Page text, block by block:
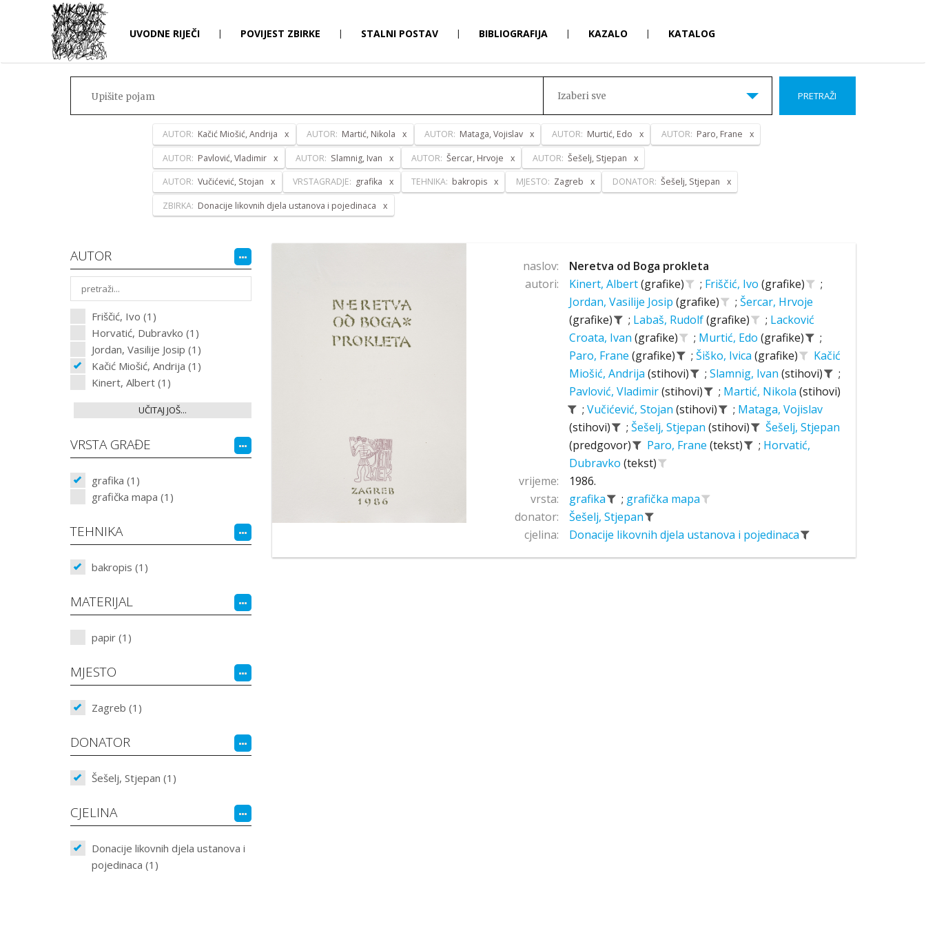
UVODNE RIJEČI | POVIJEST ZBIRKE | STALNI POSTAV | BIBLIOGRAFIJA | KAZALO | KATALOG
Izaberi sve PRETRAŽI
AUTOR: Kačić Miošić, Andrija AUTOR: Martić, Nikola AUTOR: Mataga, Vojislav AUTOR: Murtić, Edo AUTOR: Paro, Frane
AUTOR: Pavlović, Vladimir AUTOR: Slamnig, Ivan AUTOR: Šercar, Hrvoje AUTOR: Šešelj, Stjepan
AUTOR: Vučićević, Stojan VRSTAGRADJE: grafika TEHNIKA: bakropis MJESTO: Zagreb DONATOR: Šešelj, Stjepan
ZBIRKA: Donacije likovnih djela ustanova i pojedinaca
AUTOR
Friščić, Ivo (1)
Horvatić, Dubravko (1)
Jordan, Vasilije Josip (1)
Kačić Miošić, Andrija (1)
Kinert, Albert (1)
UČITAJ JOŠ...
VRSTA GRAĐE
grafika (1)
grafička mapa (1)
TEHNIKA
bakropis (1)
MATERIJAL
papir (1)
MJESTO
Zagreb (1)
DONATOR
Šešelj, Stjepan (1)
CJELINA
Donacije likovnih djela ustanova i
pojedinaca (1)
naslov:
Neretva od Boga prokleta
autori:
Kinert, Albert(grafike) ; Friščić, Ivo (grafike)
;
Jordan, Vasilije Josip (grafike) ; Šercar, Hrvoje
(grafike)
; Labaš, Rudolf(grafike) ; Lacković
Croata, Ivan (grafike) ; Murtić, Edo (grafike)
;
Paro, Frane (grafike) ; Šiško, Ivica (grafike)
Kačić
Miošić, Andrija (stihovi) ; Slamnig, Ivan (stihovi)
;
Pavlović, Vladimir(stihovi) ; Martić, Nikola (stihovi)
; Vučićević, Stojan (stihovi) ; Mataga, Vojislav
(stihovi)
; Šešelj, Stjepan (stihovi)
Šešelj, Stjepan
(predgovor)
Paro, Frane (tekst) ; Horvatić,
Dubravko (tekst)
vrijeme:
1986.
vrsta:
grafika ; grafička mapa
donator:
Šešelj, Stjepan
cjelina:
Donacije likovnih djela ustanova i pojedinaca